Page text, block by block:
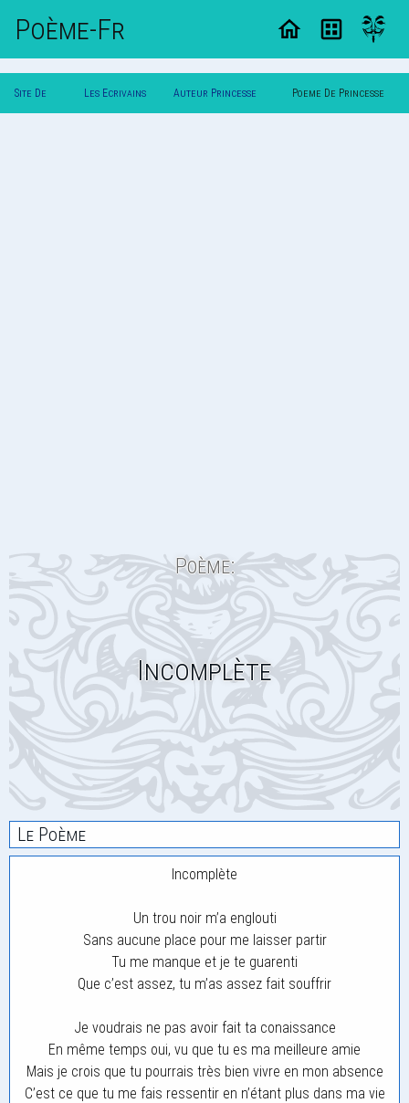
Poème-Fr
Site De Les Ecrivains Auteur Princesse Poeme De Princesse
Poème:
Incomplète
Le Poème
Incomplète
Un trou noir m’a englouti
Sans aucune place pour me laisser partir
Tu me manque et je te guarenti
Que c’est assez, tu m’as assez fait souffrir
Je voudrais ne pas avoir fait ta conaissance
En même temps oui, vu que tu es ma meilleure amie
Mais je crois que tu pourrais très bien vivre en mon absence
C’est ce que tu me fais ressentir en n’étant plus dans ma vie